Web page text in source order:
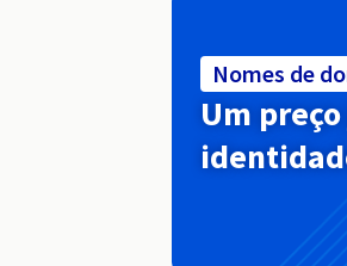
Nomes de
Um